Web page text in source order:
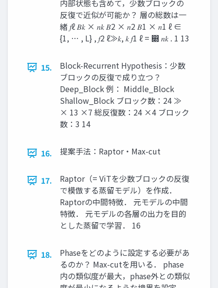
内部状態も含めて，少数ブロックの
反復で近似が可能か？ 層の総数は一
緒 𝑓ℓ 𝐵𝑘 × 𝑛𝑘 𝐵2 × 𝑛2 𝐵1 × 𝑛1 ℓ ∈
{1, ⋯ , L} , 𝑓2 ℓ≫𝑘, 𝑘 𝑓1 ℓ = ෍ 𝑛𝑘 . 1 13
15.
Block-Recurrent Hypothesis：少数
ブロックの反復で成り立つ？
Deep_Block 例： Middle_Block
Shallow_Block ブロック数：24 ≫
× 13 ×7 総反復数：24 ×4 ブロック
数：3 14
16. 提案手法：Raptor・Max-cut
17.
Raptor（= ViTを少数ブロックの反復
で模倣する蒸留モデル）を作成．
Raptorの中間特徴． 元モデルの中間
特徴． 元モデルの各層の出力を目的
とした蒸留で学習． 16
18.
Phaseをどのように設定する必要があ
るのか？ Max-cutを用いる． phase
内の類似度が最大，phase外との類似